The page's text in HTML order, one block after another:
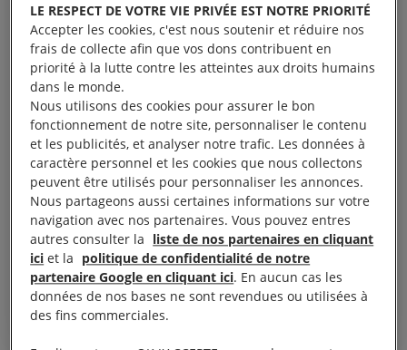
Développer le pouvoir d’agir de sa structure
militante
Région
LE RESPECT DE VOTRE VIE PRIVÉE EST NOTRE PRIORITÉ
Accepter les cookies, c'est nous soutenir et réduire nos
frais de collecte afin que vos dons contribuent en
priorité à la lutte contre les atteintes aux droits humains
dans le monde.
Nous utilisons des cookies pour assurer le bon
fonctionnement de notre site, personnaliser le contenu
et les publicités, et analyser notre trafic. Les données à
caractère personnel et les cookies que nous collectons
peuvent être utilisés pour personnaliser les annonces.
Nous partageons aussi certaines informations sur votre
navigation avec nos partenaires. Vous pouvez entres
autres consulter la liste de nos partenaires en cliquant
ici et la politique de confidentialité de notre
partenaire Google en cliquant ici. En aucun cas les
données de nos bases ne sont revendues ou utilisées à
des fins commerciales.